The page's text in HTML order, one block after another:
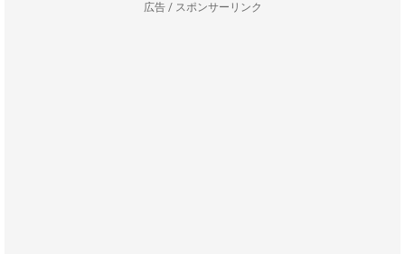
広告 / スポンサーリンク